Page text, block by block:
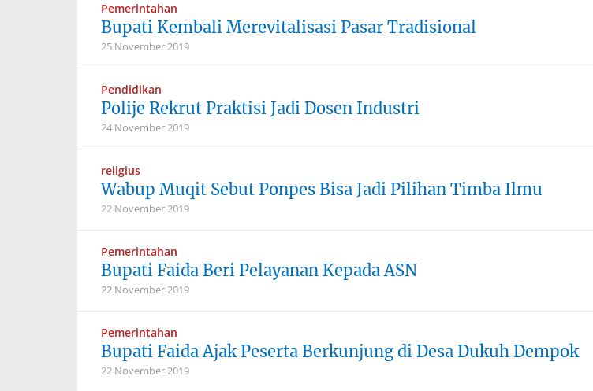
Pemerintahan
Bupati Kembali Merevitalisasi Pasar Tradisional
25 November 2019
Pendidikan
Polije Rekrut Praktisi Jadi Dosen Industri
24 November 2019
religius
Wabup Muqit Sebut Ponpes Bisa Jadi Pilihan Timba Ilmu
22 November 2019
Pemerintahan
Bupati Faida Beri Pelayanan Kepada ASN
22 November 2019
Pemerintahan
Bupati Faida Ajak Peserta Berkunjung di Desa Dukuh Dempok
22 November 2019